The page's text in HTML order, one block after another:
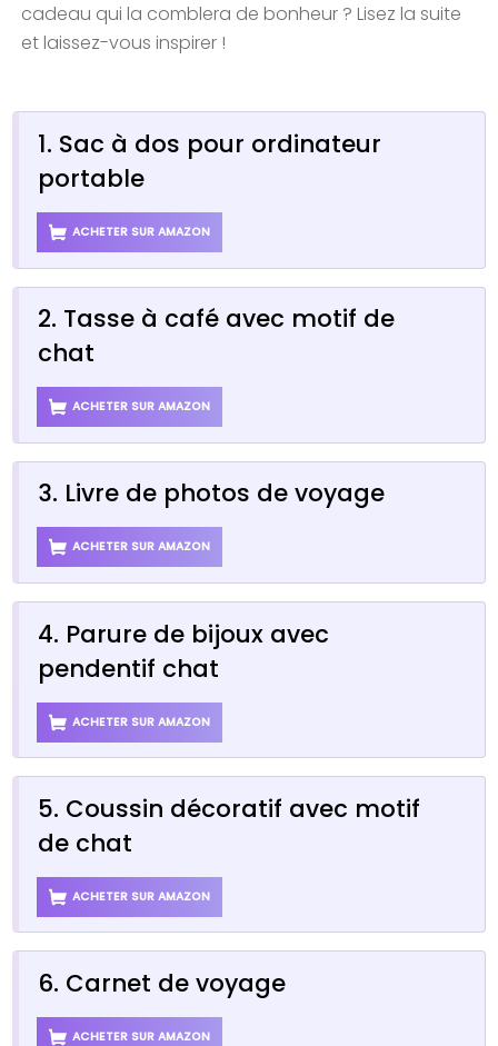
cadeau qui la comblera de bonheur ? Lisez la suite
et laissez-vous inspirer !
1. Sac à dos pour ordinateur
portable
ACHETER SUR AMAZON
2. Tasse à café avec motif de
chat
ACHETER SUR AMAZON
3. Livre de photos de voyage
ACHETER SUR AMAZON
4. Parure de bijoux avec
pendentif chat
ACHETER SUR AMAZON
5. Coussin décoratif avec motif
de chat
ACHETER SUR AMAZON
6. Carnet de voyage
ACHETER SUR AMAZON